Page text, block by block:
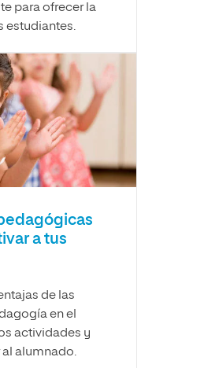
para ofrecer la
estudiantes.
a tus
de las
en el
actividades y
alumnado.